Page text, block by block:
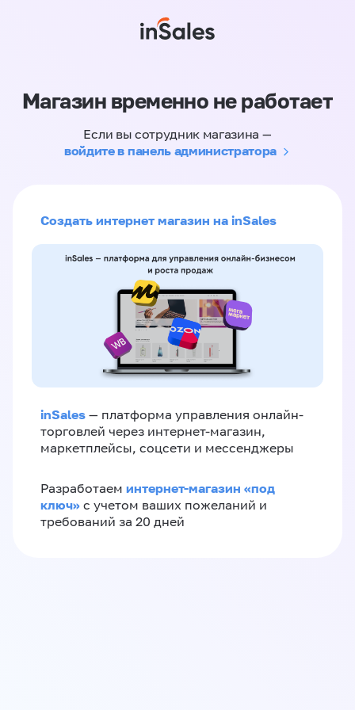
Магазин временно не работает
Если вы сотрудник магазина —
войдите в панель администратора
Создать интернет магазин на inSales
inSales — платформа управления онлайн-
торговлей через интернет-магазин,
маркетплейсы, соцсети и мессенджеры
Разработаем интернет-магазин «‎под
ключ»‎ с учетом ваших пожеланий и
требований за 20 дней